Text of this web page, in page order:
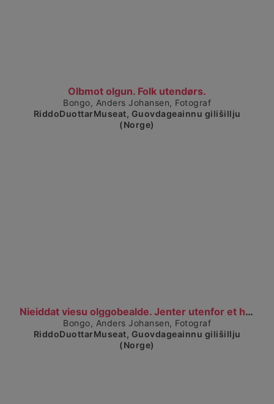
Olbmot olgun. Folk utendørs.
Visa detaljerad vy
Bongo, Anders Johansen, Fotograf
RiddoDuottarMuseat, Guovdageainnu gilišillju
(Norge)
Nieiddat viesu olggobealde. Jenter utenfor et hus.
Visa detaljerad vy
Bongo, Anders Johansen, Fotograf
RiddoDuottarMuseat, Guovdageainnu gilišillju
(Norge)